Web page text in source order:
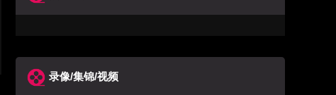
录像/集锦/视频